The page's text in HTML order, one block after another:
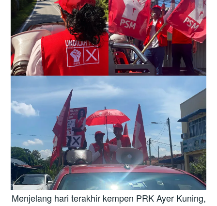
Menjelang hari terakhir kempen PRK Ayer Kuning,